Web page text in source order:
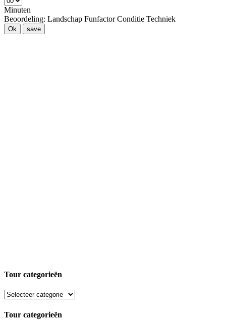
Minuten
Beoordeling: Landschap Funfactor Conditie Techniek
Ok save
Tour categorieën
Tour categorieën